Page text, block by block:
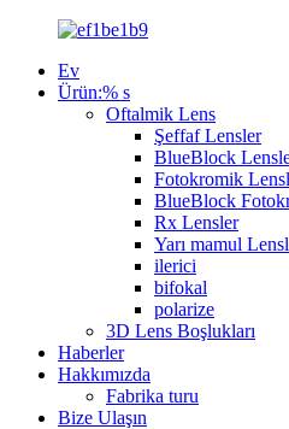
Ev
Ürün:% s
Oftalmik Lens
Şeffaf Lensler
BlueBlock
Fotokromik
BlueBlock
Rx Lensler
Yarı mamul
ilerici
bifokal
polarize
3D Lens Boşlukları
Haberler
Hakkımızda
Fabrika turu
Bize Ulaşın